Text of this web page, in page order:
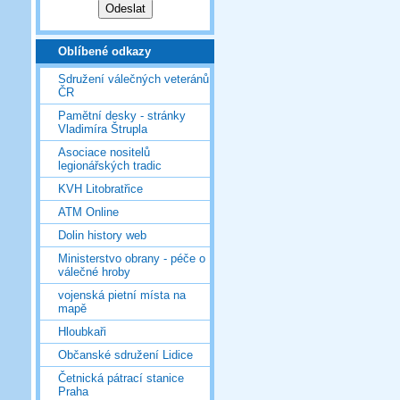
Oblíbené odkazy
Sdružení válečných veteránů
ČR
Pamětní desky - stránky
Vladimíra Štrupla
Asociace nositelů
legionářských tradic
KVH Litobratřice
ATM Online
Dolin history web
Ministerstvo obrany - péče o
válečné hroby
vojenská pietní místa na
mapě
Hloubkaři
Občanské sdružení Lidice
Četnická pátrací stanice
Praha